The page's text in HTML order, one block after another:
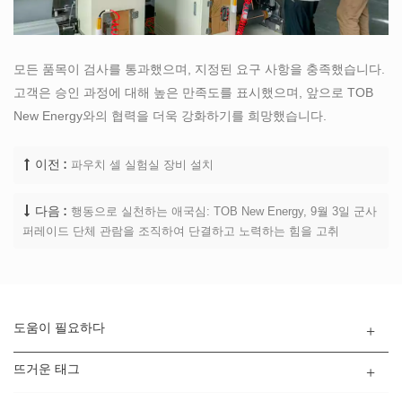
모든 품목이 검사를 통과했으며, 지정된 요구 사항을 충족했습니다.
고객은 승인 과정에 대해 높은 만족도를 표시했으며, 앞으로 TOB
New Energy와의 협력을 더욱 강화하기를 희망했습니다.
이전 : 파우치 셀 실험실 장비 설치
다음 : 행동으로 실천하는 애국심: TOB New Energy, 9월 3일 군사
퍼레이드 단체 관람을 조직하여 단결하고 노력하는 힘을 고취
도움이 필요하다
뜨거운 태그